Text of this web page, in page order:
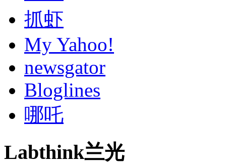
抓虾
My Yahoo!
newsgator
Bloglines
哪吒
Labthink兰光